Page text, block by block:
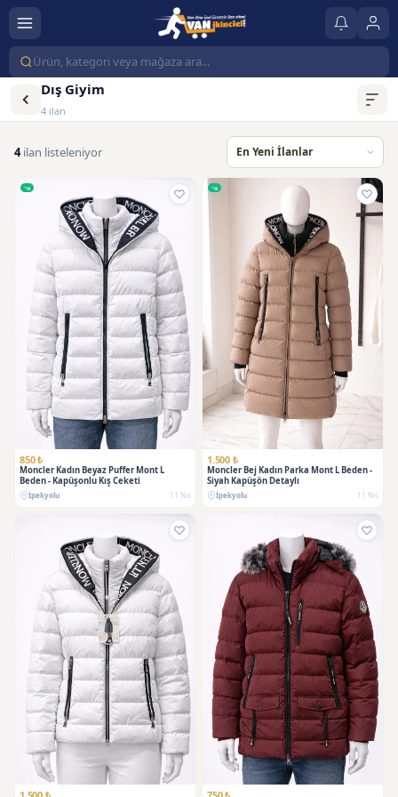
Dış Giyim
4 ilan
4ilan listeleniyor
850 ₺
Moncler Kadın Beyaz Puffer Mont L
Beden - Kapüşonlu Kış Ceketi
İpekyolu 11 Nis
1.500 ₺
Moncler Bej Kadın Parka Mont L Beden -
Siyah Kapüşön Detaylı
İpekyolu 11 Nis